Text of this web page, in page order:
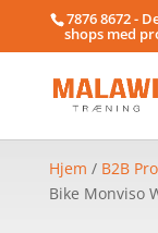
7876 8672 -
shops med
Hjem / B2B
Bike Monviso